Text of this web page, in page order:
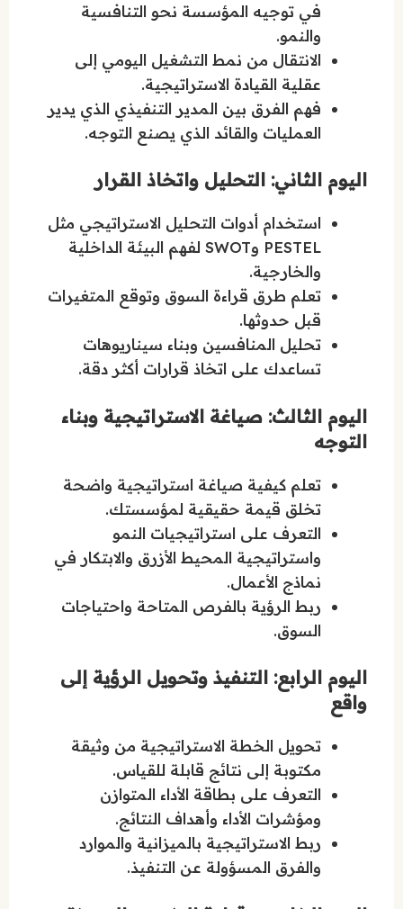
في توجيه المؤسسة نحو التنافسية
والنمو.
الانتقال من نمط التشغيل اليومي إلى
عقلية القيادة الاستراتيجية.
فهم الفرق بين المدير التنفيذي الذي يدير
العمليات والقائد الذي يصنع التوجه.
اليوم الثاني: التحليل واتخاذ القرار
استخدام أدوات التحليل الاستراتيجي مثل
PESTEL وSWOT لفهم البيئة الداخلية
والخارجية.
تعلم طرق قراءة السوق وتوقع المتغيرات
قبل حدوثها.
تحليل المنافسين وبناء سيناريوهات
تساعدك على اتخاذ قرارات أكثر دقة.
اليوم الثالث: صياغة الاستراتيجية وبناء
التوجه
تعلم كيفية صياغة استراتيجية واضحة
تخلق قيمة حقيقية لمؤسستك.
التعرف على استراتيجيات النمو
واستراتيجية المحيط الأزرق والابتكار في
نماذج الأعمال.
ربط الرؤية بالفرص المتاحة واحتياجات
السوق.
اليوم الرابع: التنفيذ وتحويل الرؤية إلى
واقع
تحويل الخطة الاستراتيجية من وثيقة
مكتوبة إلى نتائج قابلة للقياس.
التعرف على بطاقة الأداء المتوازن
ومؤشرات الأداء وأهداف النتائج.
ربط الاستراتيجية بالميزانية والموارد
والفرق المسؤولة عن التنفيذ.